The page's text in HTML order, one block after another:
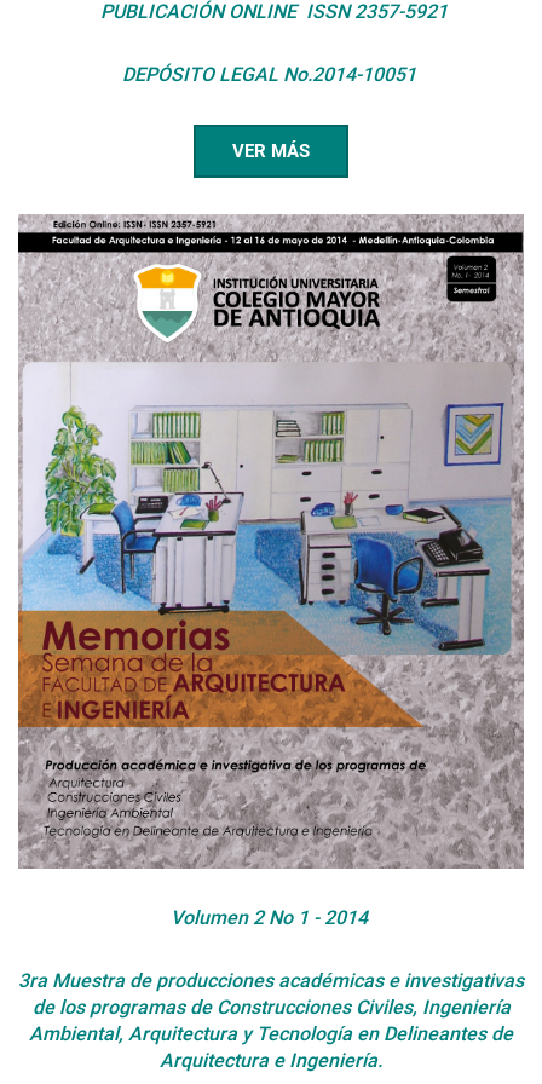
PUBLICACIÓN ONLINE ISSN 2357-5921
DEPÓSITO LEGAL No.2014-10051
VER MÁS
Volumen 2 No 1 - 2014
3ra Muestra de producciones académicas e investigativas
de los programas de Construcciones Civiles, Ingeniería
Ambiental, Arquitectura y Tecnología en Delineantes de
Arquitectura e Ingeniería.